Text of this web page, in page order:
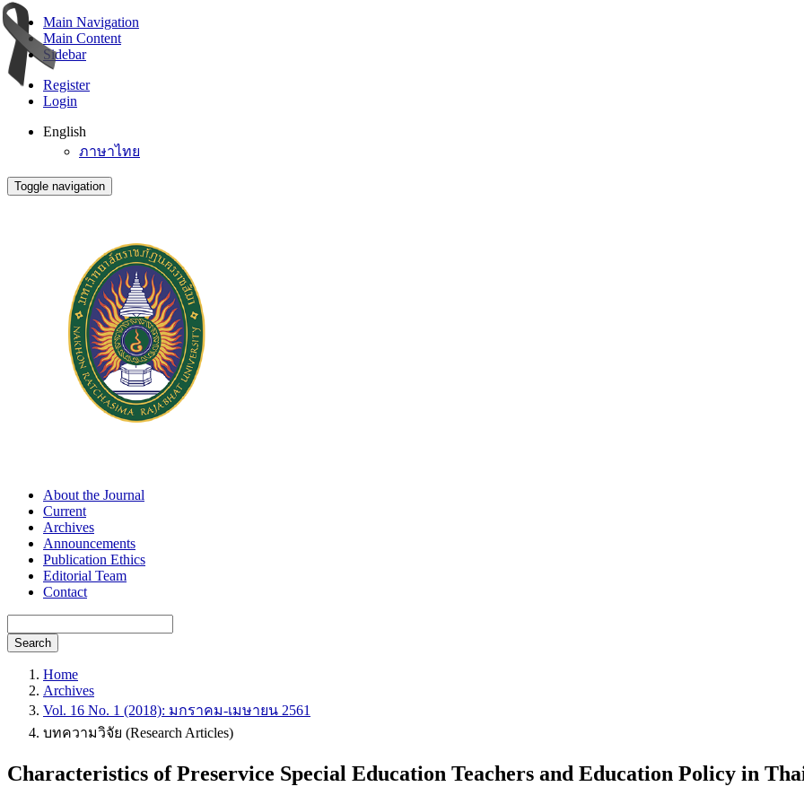
Main Navigation
Main Content
Sidebar
Register
Login
English
ภาษาไทย
Toggle navigation
About the Journal
Current
Archives
Announcements
Publication Ethics
Editorial Team
Contact
Search
Home
Archives
Vol. 16 No. 1 (2018): มกราคม-เมษายน 2561
บทความวิจัย (Research Articles)
Characteristics of Preservice Special Education Teachers and Education Policy in